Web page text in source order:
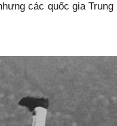
các quốc gia